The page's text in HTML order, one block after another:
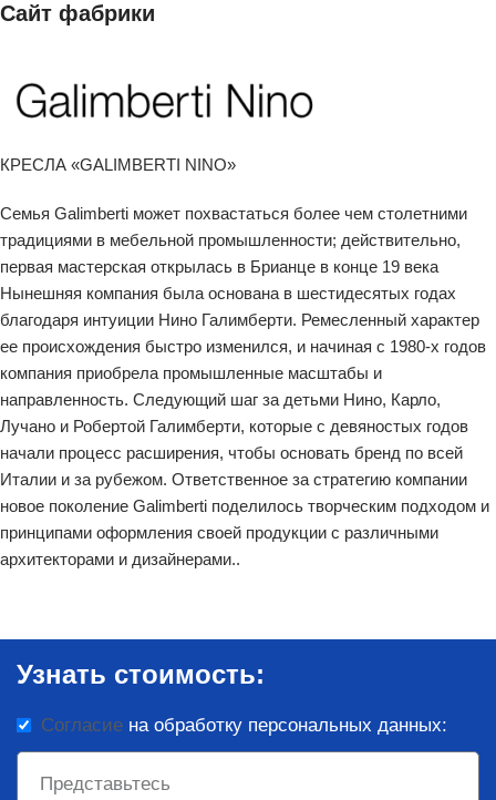
Сайт фабрики
КРЕСЛА «GALIMBERTI NINO»
Семья Galimberti может похвастаться более чем столетними
традициями в мебельной промышленности; действительно,
первая мастерская открылась в Брианце в конце 19 века
Нынешняя компания была основана в шестидесятых годах
благодаря интуиции Нино Галимберти. Ремесленный характер
ее происхождения быстро изменился, и начиная с 1980-х годов
компания приобрела промышленные масштабы и
направленность. Следующий шаг за детьми Нино, Карло,
Лучано и Робертой Галимберти, которые с девяностых годов
начали процесс расширения, чтобы основать бренд по всей
Италии и за рубежом. Ответственное за стратегию компании
новое поколение Galimberti поделилось творческим подходом и
принципами оформления своей продукции с различными
архитекторами и дизайнерами..
Узнать стоимость:
Согласие на обработку персональных данных: